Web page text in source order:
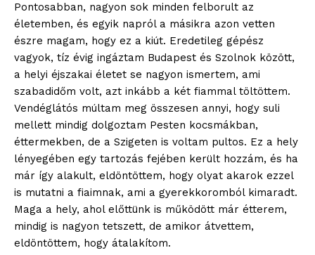
Pontosabban, nagyon sok minden felborult az
életemben, és egyik napról a másikra azon vetten
észre magam, hogy ez a kiút. Eredetileg gépész
vagyok, tíz évig ingáztam Budapest és Szolnok között,
a helyi éjszakai életet se nagyon ismertem, ami
szabadidőm volt, azt inkább a két fiammal töltöttem.
Vendéglátós múltam meg összesen annyi, hogy suli
mellett mindig dolgoztam Pesten kocsmákban,
éttermekben, de a Szigeten is voltam pultos. Ez a hely
lényegében egy tartozás fejében került hozzám, és ha
már így alakult, eldöntöttem, hogy olyat akarok ezzel
is mutatni a fiaimnak, ami a gyerekkoromból kimaradt.
Maga a hely, ahol előttünk is működött már étterem,
mindig is nagyon tetszett, de amikor átvettem,
eldöntöttem, hogy átalakítom.